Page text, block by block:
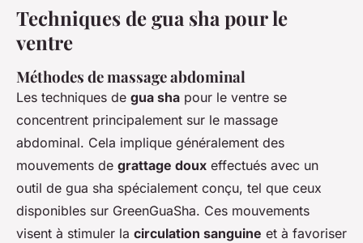
Techniques de gua sha pour le
ventre
Méthodes de massage abdominal
Les techniques de gua sha pour le ventre se
concentrent principalement sur le massage
abdominal. Cela implique généralement des
mouvements de grattage doux effectués avec un
outil de gua sha spécialement conçu, tel que ceux
disponibles sur GreenGuaSha. Ces mouvements
visent à stimuler la circulation sanguine et à favoriser